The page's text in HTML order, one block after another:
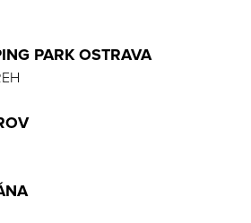
PARK OSTRAVA